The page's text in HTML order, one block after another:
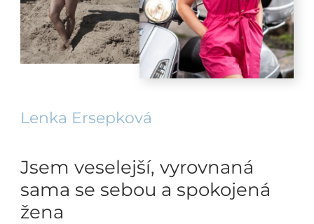
Lenka Ersepková
Jsem veselejší, vyrovnaná
sama se sebou a spokojená
žena